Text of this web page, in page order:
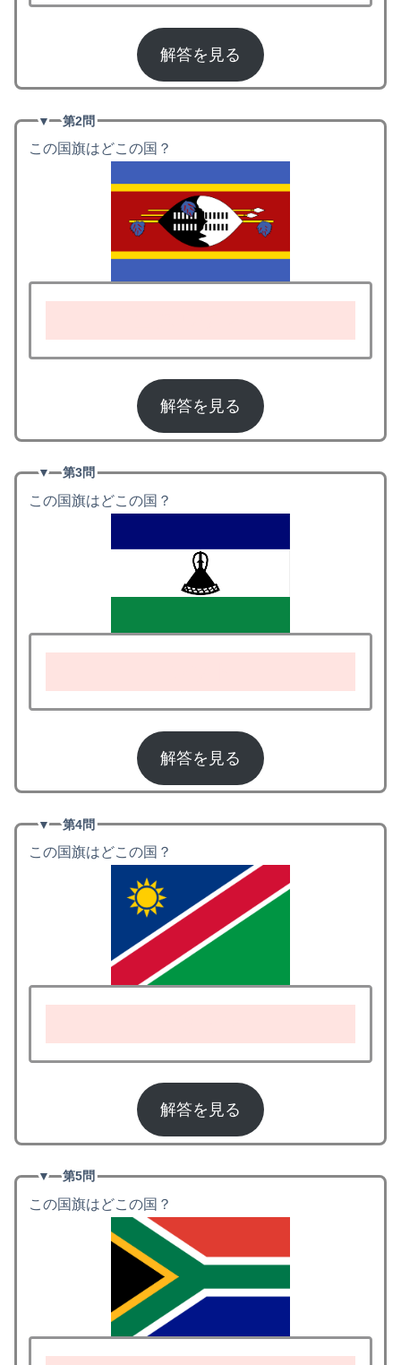
解答を見る
▼第2問
この国旗はどこの国？
解答を見る
▼第3問
この国旗はどこの国？
解答を見る
▼第4問
この国旗はどこの国？
解答を見る
▼第5問
この国旗はどこの国？